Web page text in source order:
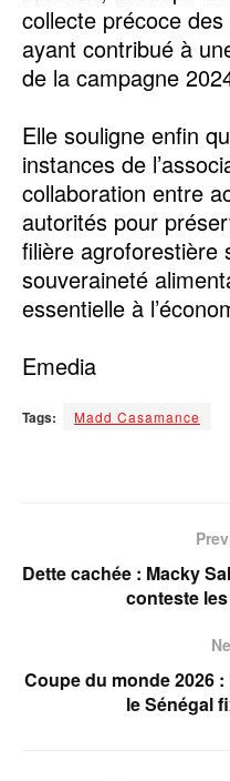
collecte précoce
ayant contribué à
de la campagne
‎Elle souligne enfin
instances de
collaboration entre
autorités pour
filière agroforestière
souveraineté
essentielle à
‎Emedia
Tags: Madd Casamance
Dette cachée : Macky
conteste
Coupe du monde 2026
le Sénégal